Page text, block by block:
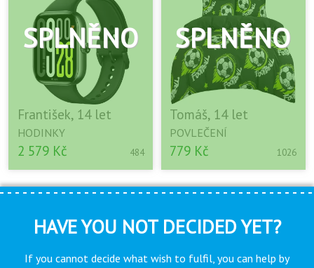
František, 14 let
HODINKY
2 579 Kč 484
Tomáš, 14 let
POVLEČENÍ
779 Kč 1026
HAVE YOU NOT DECIDED YET?
If you cannot decide what wish to fulfil, you can help by